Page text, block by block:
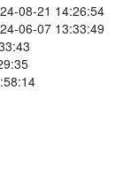
08-21 14:26:54
06-07 13:33:49